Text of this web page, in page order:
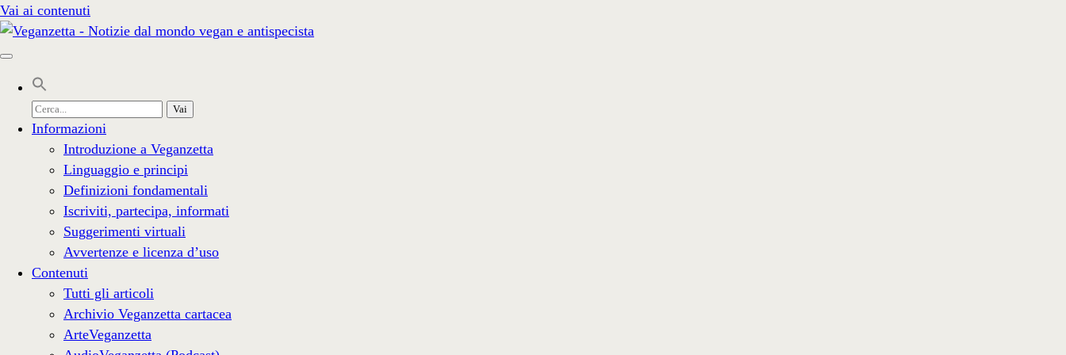
Vai ai contenuti
Cerca
per:
Informazioni
Introduzione a Veganzetta
Linguaggio e principi
Definizioni fondamentali
Iscriviti, partecipa, informati
Suggerimenti virtuali
Avvertenze e licenza d’uso
Contenuti
Tutti gli articoli
Archivio Veganzetta cartacea
ArteVeganzetta